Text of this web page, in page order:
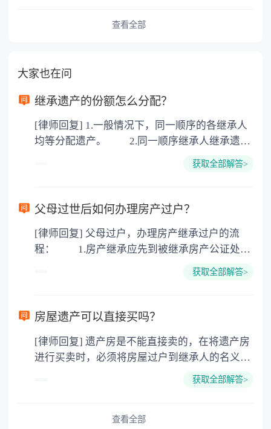
查看全部
大家也在问
继承遗产的份额怎么分配？
[律师回复] 1.一般情况下，同一顺序的各继承人
均等分配遗产。 2.同一顺序继承人继承遗产
或者与被继承人共同生活的继承人，分配遗产
的继承人，不尽扶养义务的，分配遗产时，应当
不分或者少分。 6.继承人协商同意的，也可
获取全部解答>
父母过世后如何办理房产过户？
[律师回复] 父母过户，办理房产继承过户的流
程： 1.房产继承应先到被继承房产公证处办
条 不动产物权的设立、变更、转让和消灭，
但是法律另有规定的除外。 依法属于国家所
有的自然资源，所有权可以不登记。 第二百
法律、行政法规规定。
获取全部解答>
房屋遗产可以直接买吗？
[律师回复] 遗产房是不能直接卖的，在将遗产房
进行买卖时，必须将房屋过户到继承人的名义，
获取全部解答>
查看全部